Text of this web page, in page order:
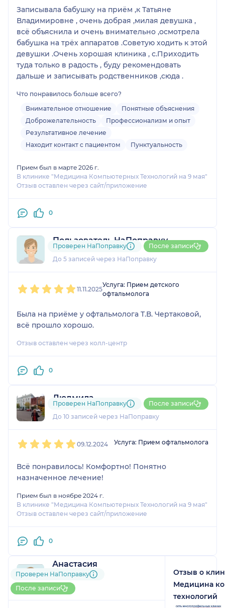
Записывала бабушку на приём ,к Татьяне
Владимировне , очень добрая ,милая девушка ,
всё объяснила и очень внимательно ,осмотрела
бабушка на трёх аппаратов .Советую ходить к этой
девушки .Очень хорошая клиника , с.Приходить
туда только в радость , буду рекомендовать
дальше и записывать родственников ,сюда .
Что понравилось больше всего?
Внимательное отношение
Понятные объяснения
Доброжелательность
Профессионализм и опыт
Результативное лечение
Находит контакт с пациентом
Пунктуальность
Прием был в марте 2026 г.
В клинике "Медицина Компьютерных Технологий на 9 мая"
Отзыв оставлен через сайт/приложение
0
Пользователь НаПоправку
1 отзыв
До 5 записей через НаПоправку
Проверен НаПоправку После записи
11.11.2025
Услуга: Прием детского
офтальмолога
Была на приёме у офтальмолога Т.В. Чертаковой,
всё прошло хорошо.
Отзыв оставлен через колл-центр
0
Людмила
4 отзыва
До 10 записей через НаПоправку
Проверен НаПоправку После записи
09.12.2024 Услуга: Прием офтальмолога
Всё понравилось! Комфортно! Понятно
назначенное лечение!
Прием был в ноябре 2024 г.
В клинике "Медицина Компьютерных Технологий на 9 мая"
Отзыв оставлен через сайт/приложение
0
Анастасия
15 отзывов
До 10 записей через
НаПоправку
Проверен НаПоправку
После записи
Отзыв о
Медицина
технологий